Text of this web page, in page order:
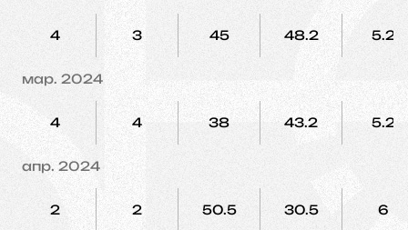
4 3 45 48.2 5.2
мар. 2024
4 4 38 43.2 5.2
апр. 2024
2 2 50.5 30.5 6